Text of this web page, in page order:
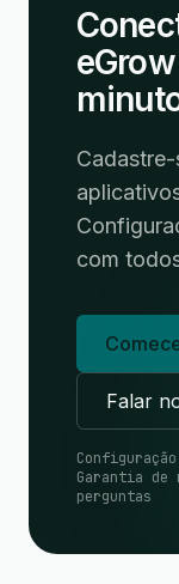
com
Falar
Garantia de
perguntas